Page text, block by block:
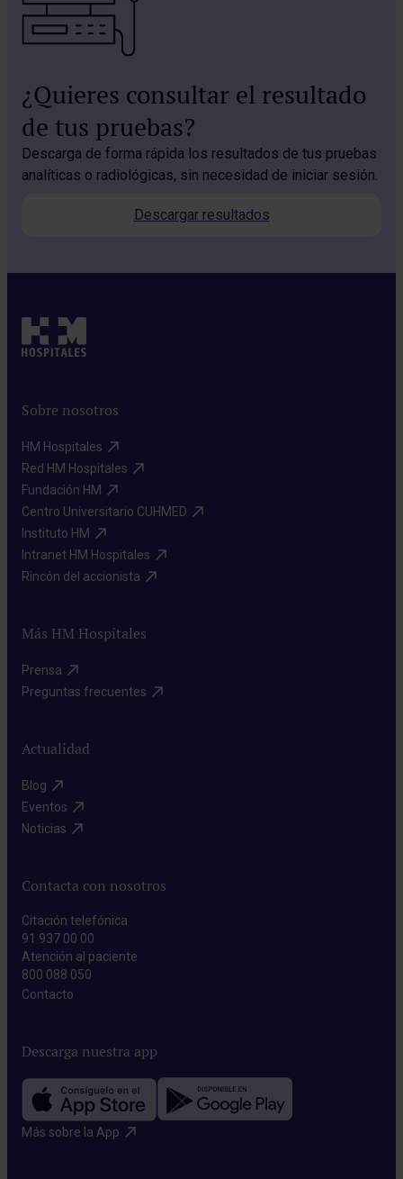
¿Quieres consultar el resultado
de tus pruebas?
Descarga de forma rápida los resultados de tus pruebas
analíticas o radiológicas, sin necesidad de iniciar sesión.
Descargar resultados
Sobre nosotros
HM Hospitales​
Red HM Hospitales​
Fundación HM​
Centro Universitario CUHMED​
Instituto HM​
Intranet HM Hospitales​
Rincón del accionista​
Más HM Hospitales
Prensa​
Preguntas frecuentes​
Actualidad
Blog​
Eventos​
Noticias​
Contacta con nosotros
Citación telefónica
91 937 00 00
Atención al paciente
800 088 050
Contacto​
Descarga nuestra app
Más sobre la App​